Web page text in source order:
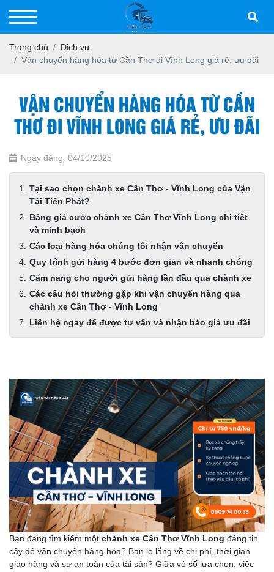
Trang chủ
Dịch vụ
Vận chuyển hàng hóa từ Cần Thơ đi Vĩnh Long giá rẻ, ưu đãi
VẬN CHUYỂN HÀNG HÓA TỪ CẦN
THƠ ĐI VĨNH LONG GIÁ RẺ, ƯU ĐÃI
Ngày đăng: 04/10/2025
Tại sao chọn chành xe Cần Thơ - Vĩnh Long của Vận
Tải Tiến Phát?
Bảng giá cước chành xe Cần Thơ Vĩnh Long chi tiết
và minh bạch
Các loại hàng hóa chúng tôi nhận vận chuyển
Quy trình gửi hàng 4 bước đơn giản và nhanh chóng
Cẩm nang cho người gửi hàng lần đầu qua chành xe
Các câu hỏi thường gặp khi vận chuyển hàng qua
chành xe Cần Thơ - Vĩnh Long
Liên hệ ngay để được tư vấn và nhận báo giá ưu đãi
Bạn đang tìm kiếm một chành xe Cần Thơ Vĩnh Long đáng tin
cậy để vận chuyển hàng hóa? Bạn lo lắng về chi phí, thời gian
giao hàng và sự an toàn của tài sản? Giữa vô số lựa chọn, việc